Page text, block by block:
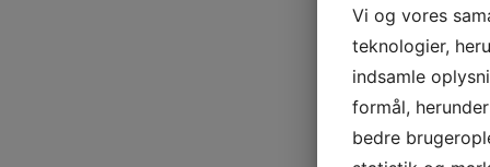
Vi og vores
teknologier,
indsamle
formål,
bedre